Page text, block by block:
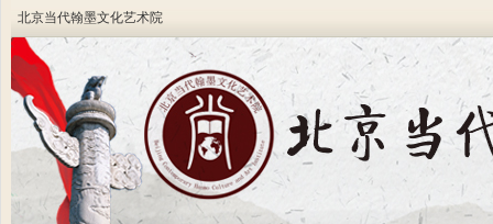
北京当代翰墨文化艺术院